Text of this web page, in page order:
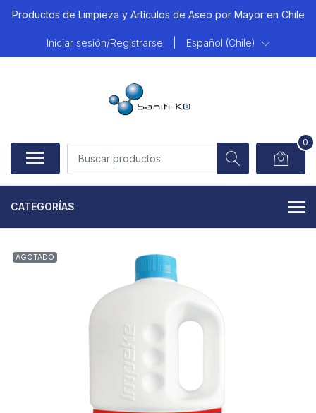
Productos de Limpieza y Artículos de Aseo por Mayor en Chile
Iniciar sesión/Registrarse Español (Chile)
0
CATEGORÍAS
AGOTADO